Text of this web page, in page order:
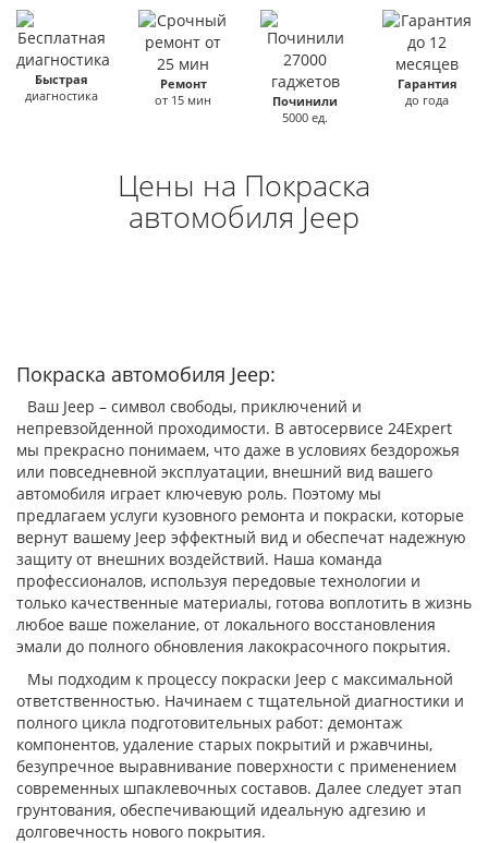
Быстрая
диагностика
Ремонт
от 15 мин
Починили
5000 ед.
Гарантия
до года
Цены на Покраска
автомобиля Jeep
Покраска автомобиля Jeep:
Ваш Jeep – символ свободы, приключений и
непревзойденной проходимости. В автосервисе 24Expert
мы прекрасно понимаем, что даже в условиях бездорожья
или повседневной эксплуатации, внешний вид вашего
автомобиля играет ключевую роль. Поэтому мы
предлагаем услуги кузовного ремонта и покраски, которые
вернут вашему Jeep эффектный вид и обеспечат надежную
защиту от внешних воздействий. Наша команда
профессионалов, используя передовые технологии и
только качественные материалы, готова воплотить в жизнь
любое ваше пожелание, от локального восстановления
эмали до полного обновления лакокрасочного покрытия.
Мы подходим к процессу покраски Jeep с максимальной
ответственностью. Начинаем с тщательной диагностики и
полного цикла подготовительных работ: демонтаж
компонентов, удаление старых покрытий и ржавчины,
безупречное выравнивание поверхности с применением
современных шпаклевочных составов. Далее следует этап
грунтования, обеспечивающий идеальную адгезию и
долговечность нового покрытия.